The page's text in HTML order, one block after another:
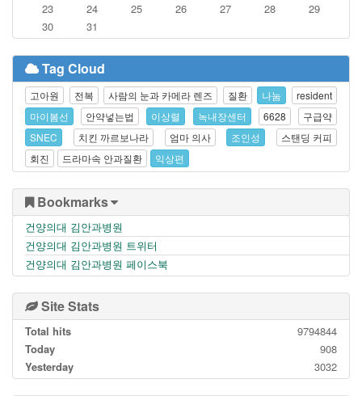
23
24 25 26 27 28
29
30
31
Tag Cloud
고아원 전복 사람의 눈과 카메라 렌즈 질환 나눔
resident
마이봄선
안약넣는법 이상렬 녹내장센터 6628
구급약
SNEC
치킨 까르보나라 엄마 의사 조인성
스탠딩 커피
회진
드라마속 안과질환 익상편
Bookmarks
건양의대 김안과병원
건양의대 김안과병원 트위터
건양의대 김안과병원 페이스북
Site Stats
Total hits
9794844
Today
908
Yesterday
3032